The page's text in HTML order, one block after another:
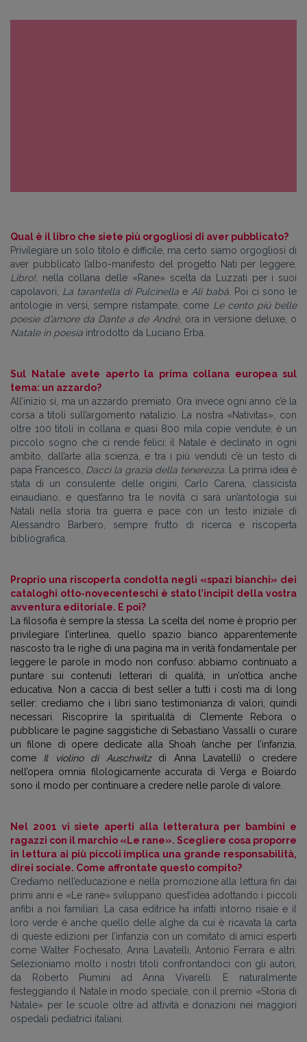
Qual è il libro che siete più orgogliosi di aver pubblicato?
Privilegiare un solo titolo è difficile, ma certo siamo orgogliosi di
aver pubblicato l’albo-manifesto del progetto Nati per leggere,
Libro!, nella collana delle «Rane» scelta da Luzzati per i suoi
capolavori, La tarantella di Pulcinella e Alì babà . Poi ci sono le
antologie in versi, sempre ristampate, come Le cento più belle
poesie d’amore da Dante a de André, ora in versione deluxe, o
Natale in poesia introdotto da Luciano Erba.
Sul Natale avete aperto la prima collana europea sul
tema: un azzardo?
All’inizio sì, ma un azzardo premiato. Ora invece ogni anno c’è la
corsa a titoli sull’argomento natalizio. La nostra «Nativitas», con
oltre 100 titoli in collana e quasi 800 mila copie vendute, è un
piccolo sogno che ci rende felici: il Natale è declinato in ogni
ambito, dall’arte alla scienza, e tra i più venduti c’è un testo di
papa Francesco, Dacci la grazia della tenerezza . La prima idea è
stata di un consulente delle origini, Carlo Carena, classicista
einaudiano, e quest’anno tra le novità ci sarà un’antologia sui
Natali nella storia tra guerra e pace con un testo iniziale di
Alessandro Barbero, sempre frutto di ricerca e riscoperta
bibliografica.
Proprio una riscoperta condotta negli «spazi bianchi» dei
cataloghi otto-novecenteschi è stato l’incipit della vostra
avventura editoriale. E poi?
La filosofia è sempre la stessa. La scelta del nome è proprio per
privilegiare l’interlinea, quello spazio bianco apparentemente
nascosto tra le righe di una pagina ma in verità fondamentale per
leggere le parole in modo non confuso: abbiamo continuato a
puntare sui contenuti letterari di qualità, in un’ottica anche
educativa. Non a caccia di best seller a tutti i costi ma di long
seller: crediamo che i libri siano testimonianza di valori, quindi
necessari. Riscoprire la spiritualità di Clemente Rebora o
pubblicare le pagine saggistiche di Sebastiano Vassalli o curare
un filone di opere dedicate alla Shoah (anche per l’infanzia,
come Il violino di Auschwitzdi Anna Lavatelli) o credere
nell’opera omnia filologicamente accurata di Verga e Boiardo
sono il modo per continuare a credere nelle parole di valore.
Nel 2001 vi siete aperti alla letteratura per bambini e
ragazzi con il marchio « Le rane». Scegliere cosa proporre
in lettura ai più piccoli implica una grande responsabilità,
direi sociale. Come affrontate questo compito?
Crediamo nell’educazione e nella promozione alla lettura fin dai
primi anni e «Le rane» sviluppano quest’idea adottando i piccoli
anfibi a noi familiari. La casa editrice ha infatti intorno risaie e il
loro verde è anche quello delle alghe da cui è ricavata la carta
di queste edizioni per l’infanzia con un comitato di amici esperti
come Walter Fochesato, Anna Lavatelli, Antonio Ferrara e altri.
Selezioniamo molto i nostri titoli confrontandoci con gli autori,
da Roberto Piumini ad Anna Vivarelli. E naturalmente
festeggiando il Natale in modo speciale, con il premio «Storia di
Natale» per le scuole oltre ad attività e donazioni nei maggiori
ospedali pediatrici italiani.